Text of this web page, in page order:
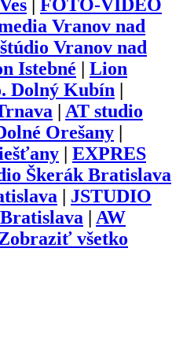
FOTO-VIDEO
Vranov nad
Vranov nad
Istebné
Lion
Dolný Kubín
AT studio
Orešany
EXPRES
Škerák Bratislava
JSTUDIO
AW
všetko